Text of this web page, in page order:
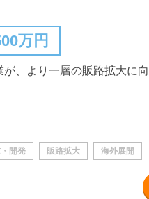
万円
開発 販路拡大 海外展開